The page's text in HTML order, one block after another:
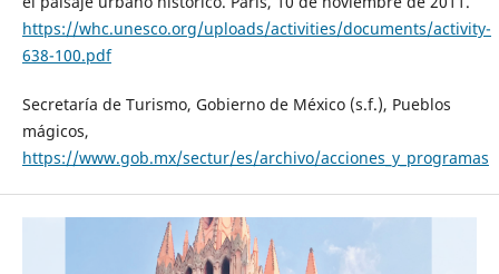
https://whc.unesco.org/uploads/activities/documents/activity-
638-100.pdf
Secretaría de Turismo, Gobierno de México (s.f.), Pueblos
mágicos,
https://www.gob.mx/sectur/es/archivo/acciones_y_programas